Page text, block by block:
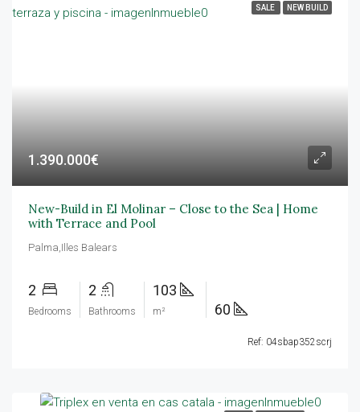
SALE NEW BUILD
1.390.000€
New-Build in El Molinar – Close to the Sea | Home
with Terrace and Pool
Palma,Illes Balears
2
Bedrooms
2
Bathrooms
103
m² 60
Ref: 04sbap352scrj